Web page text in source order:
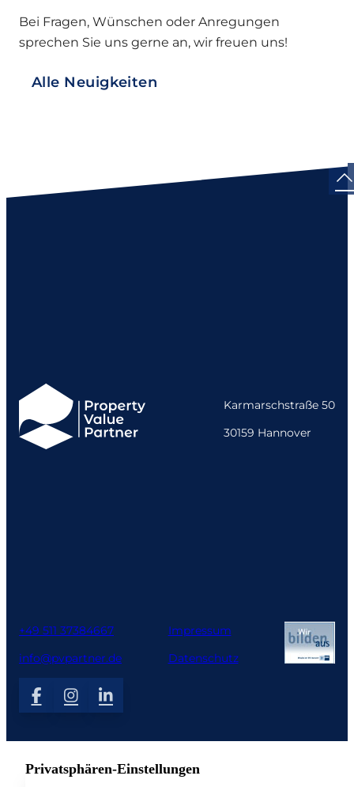
Bei Fragen, Wünschen oder Anregungen
sprechen Sie uns gerne an, wir freuen uns!
Alle Neuigkeiten
Karmarschstraße 50
30159 Hannover
+49 511 37384667
info@pvpartner.de
Impressum
Datenschutz